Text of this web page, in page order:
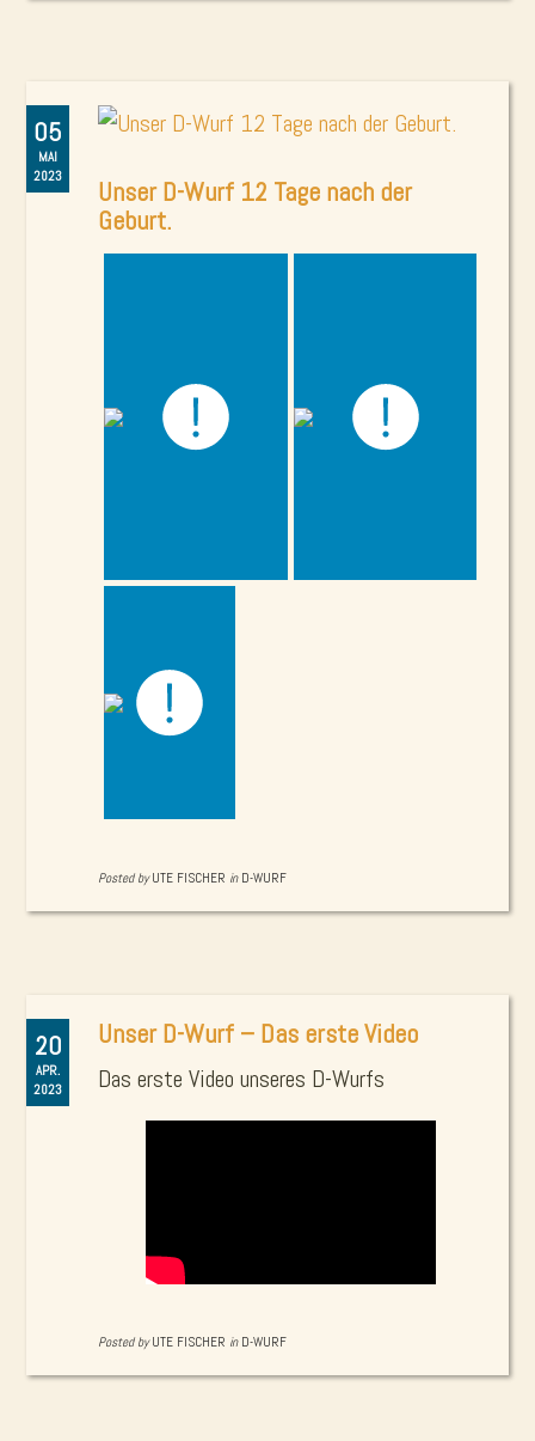
05
MAI
2023
Unser D-Wurf 12 Tage nach der
Geburt.
Posted by UTE FISCHER in D-WURF
20
APR.
2023
Unser D-Wurf – Das erste Video
Das erste Video unseres D-Wurfs
Posted by UTE FISCHER in D-WURF